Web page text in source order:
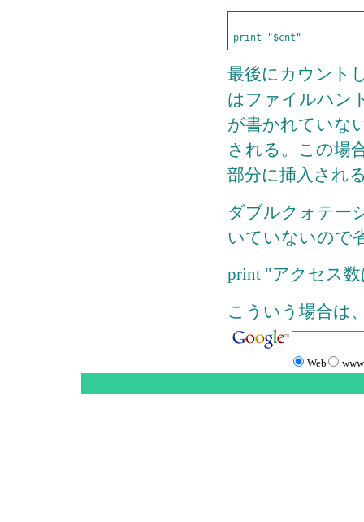
最後にカウント
はファイルハン
が書かれていな
される。この場
部分に挿入され
ダブルクォテー
いていないので
print "アクセス
こういう場合は
Web